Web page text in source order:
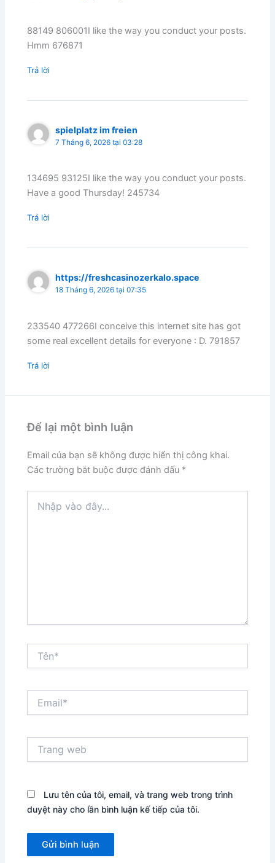
88149 806001I like the way you conduct your posts.
Hmm 676871
Trả lời
spielplatz im freien
7 Tháng 6, 2026 tại 03:28
134695 93125I like the way you conduct your posts.
Have a good Thursday! 245734
Trả lời
https://freshcasinozerkalo.space
18 Tháng 6, 2026 tại 07:35
233540 477266I conceive this internet site has got
some real excellent details for everyone : D. 791857
Trả lời
Để lại một bình luận
Email của bạn sẽ không được hiển thị công khai.
Các trường bắt buộc được đánh dấu *
vào
web
Lưu tên của tôi, email, và trang web trong trình
duyệt này cho lần bình luận kế tiếp của tôi.